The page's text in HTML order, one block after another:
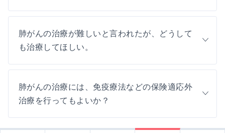
肺がんの治療が難しいと言われたが、どうして
も治療してほしい。
肺がんの治療には、免疫療法などの保険適応外
治療を行ってもよいか？